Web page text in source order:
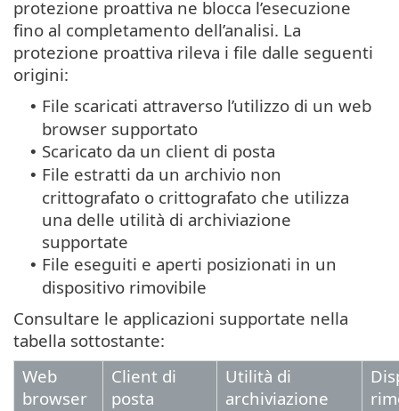
protezione proattiva ne blocca l’esecuzione
fino al completamento dell’analisi. La
protezione proattiva rileva i file dalle seguenti
origini:
• File scaricati attraverso l’utilizzo di un web
browser supportato
• Scaricato da un client di posta
• File estratti da un archivio non
crittografato o crittografato che utilizza
una delle utilità di archiviazione
supportate
• File eseguiti e aperti posizionati in un
dispositivo rimovibile
Consultare le applicazioni supportate nella
tabella sottostante:
Web
browser
Client di
posta
Utilità di
archiviazione